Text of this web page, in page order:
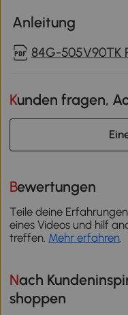
Anleitung
84G-505V90TK
Kunden fragen,
Bewertungen
Teile deine
eines Videos und hilf
treffen. Mehr erfahren.
Nach Kundeninspiration
shoppen